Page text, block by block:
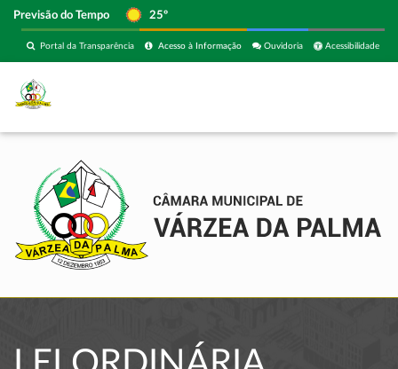
Previsão do Tempo 25º
Acessibilidade
Ouvidoria
Acesso à Informação
Portal da Transparência